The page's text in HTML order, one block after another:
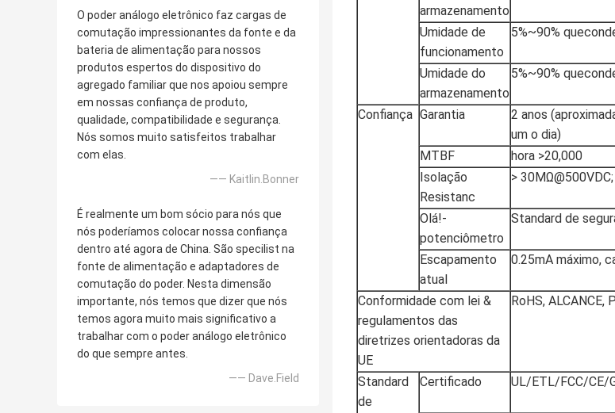
O poder análogo eletrônico faz cargas de
comutação impressionantes da fonte e da
bateria de alimentação para nossos
produtos espertos do dispositivo do
agregado familiar que nos apoiou sempre
em nossas confiança de produto,
qualidade, compatibilidade e segurança.
Nós somos muito satisfeitos trabalhar
com elas.
—— Kaitlin.Bonner
É realmente um bom sócio para nós que
nós poderíamos colocar nossa confiança
dentro até agora de China. São specilist na
fonte de alimentação e adaptadores de
comutação do poder. Nesta dimensão
importante, nós temos que dizer que nós
temos agora muito mais significativo a
trabalhar com o poder análogo eletrônico
do que sempre antes.
—— Dave.Field
armazenamento
Umidade de
funcionamento
5%~90%
Umidade do
armazenamento
5%~90%
Confiança Garantia
2 anos
um o dia)
MTBF
hora >20,000
Isolação
Resistanc
>
Olá!-
potenciômetro
Standard de
Escapamento
atual
0.25mA máximo,
Conformidade com lei &
regulamentos das
diretrizes orientadoras da
UE
RoHS, ALCANCE,
Standard
de
Certificado UL/ETL/FCC/CE/